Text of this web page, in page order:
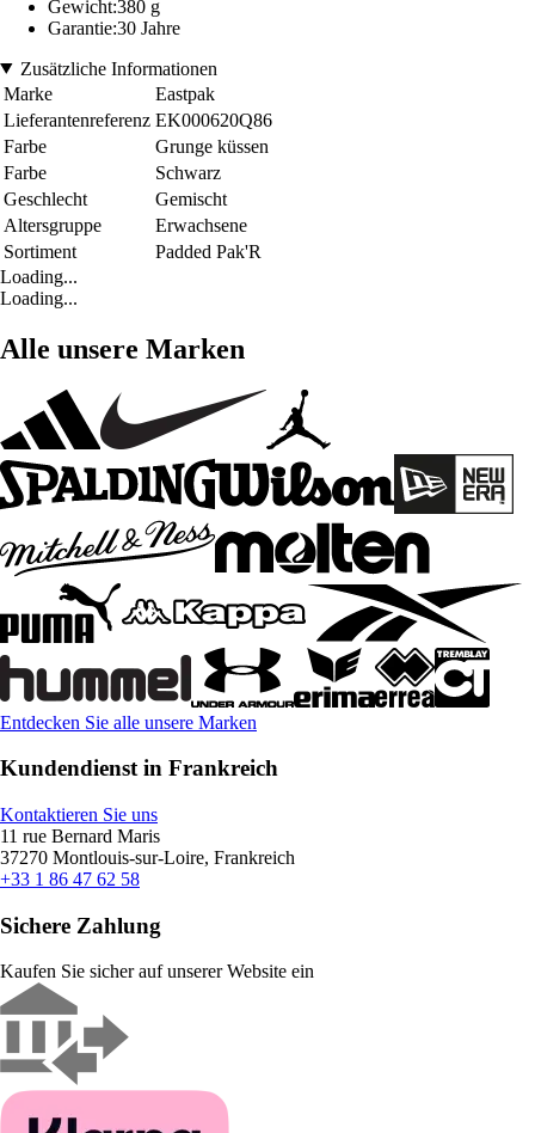
Gewicht:380 g
Garantie:30 Jahre
Zusätzliche Informationen
Marke
Eastpak
Lieferantenreferenz EK000620Q86
Farbe
Grunge küssen
Farbe
Schwarz
Geschlecht
Gemischt
Altersgruppe
Erwachsene
Sortiment
Padded Pak'R
Loading...
Loading...
Alle unsere Marken
Entdecken Sie alle unsere Marken
Kundendienst in Frankreich
Kontaktieren Sie uns
11 rue Bernard Maris
37270 Montlouis-sur-Loire, Frankreich
+33 1 86 47 62 58
Sichere Zahlung
Kaufen Sie sicher auf unserer Website ein